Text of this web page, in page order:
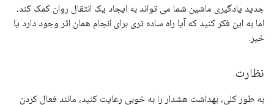
جدید یادگیری ماشین شما می تواند به ایجاد یک انتقال روان کمک کند،
اما به این فکر کنید که آیا راه ساده تری برای انجام همان اثر وجود دارد یا
خیر.
نظارت
به طور کلی، بهداشت هشدار را به خوبی رعایت کنید، مانند فعال کردن